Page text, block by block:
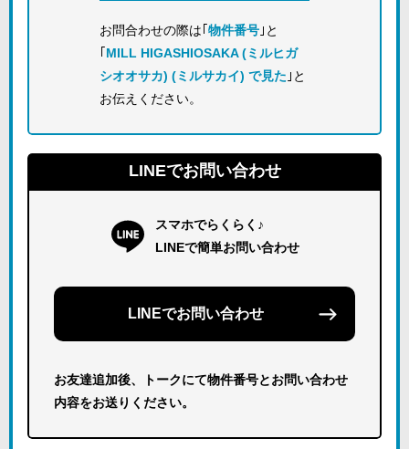
お問合わせの際は｢ 物件番号 ｣と
MILL HIGASHIOSAKA (ミルヒガ
シオオサカ) (ミルサカイ) で見た ｣と
お伝えください。
LINEでお問い合わせ
スマホでらくらく♪
LINEで簡単お問い合わせ
LINEでお問い合わせ
お友達追加後、トークにて物件番号とお問い合わせ
内容をお送りください。